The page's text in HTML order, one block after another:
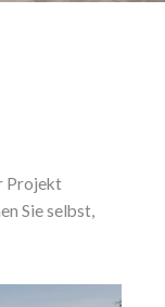
Projekt
Sie selbst,